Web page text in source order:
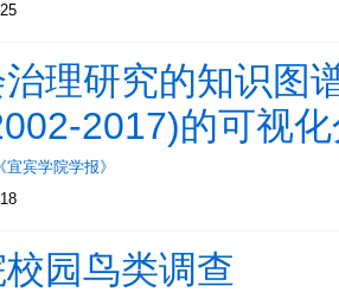
治理研究的知识
2017)的可视
《宜宾学院学报》
校园鸟类调查